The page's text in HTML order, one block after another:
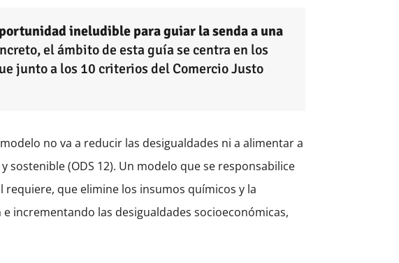
ineludible para guiar la senda a una
el ámbito de esta guía se centra en los
junto a los 10 criterios del Comercio Justo
no va a reducir las desigualdades ni a alimentar a
(ODS 12). Un modelo que se responsabilice
que elimine los insumos químicos y la
incrementando las desigualdades socioeconómicas,